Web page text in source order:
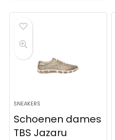
SNEAKERS
Schoenen dames
TBS Jazaru